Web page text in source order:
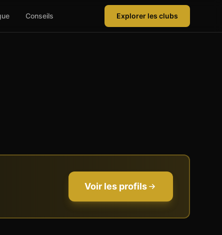
Conseils Explorer les clubs
Voir les profils